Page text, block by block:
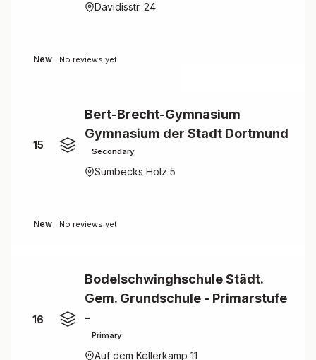
Davidisstr. 24
New No reviews yet
15
Bert-Brecht-Gymnasium
Gymnasium der Stadt Dortmund
Secondary
Sumbecks Holz 5
New No reviews yet
16
Bodelschwinghschule Städt.
Gem. Grundschule - Primarstufe
-
Primary
Auf dem Kellerkamp 11